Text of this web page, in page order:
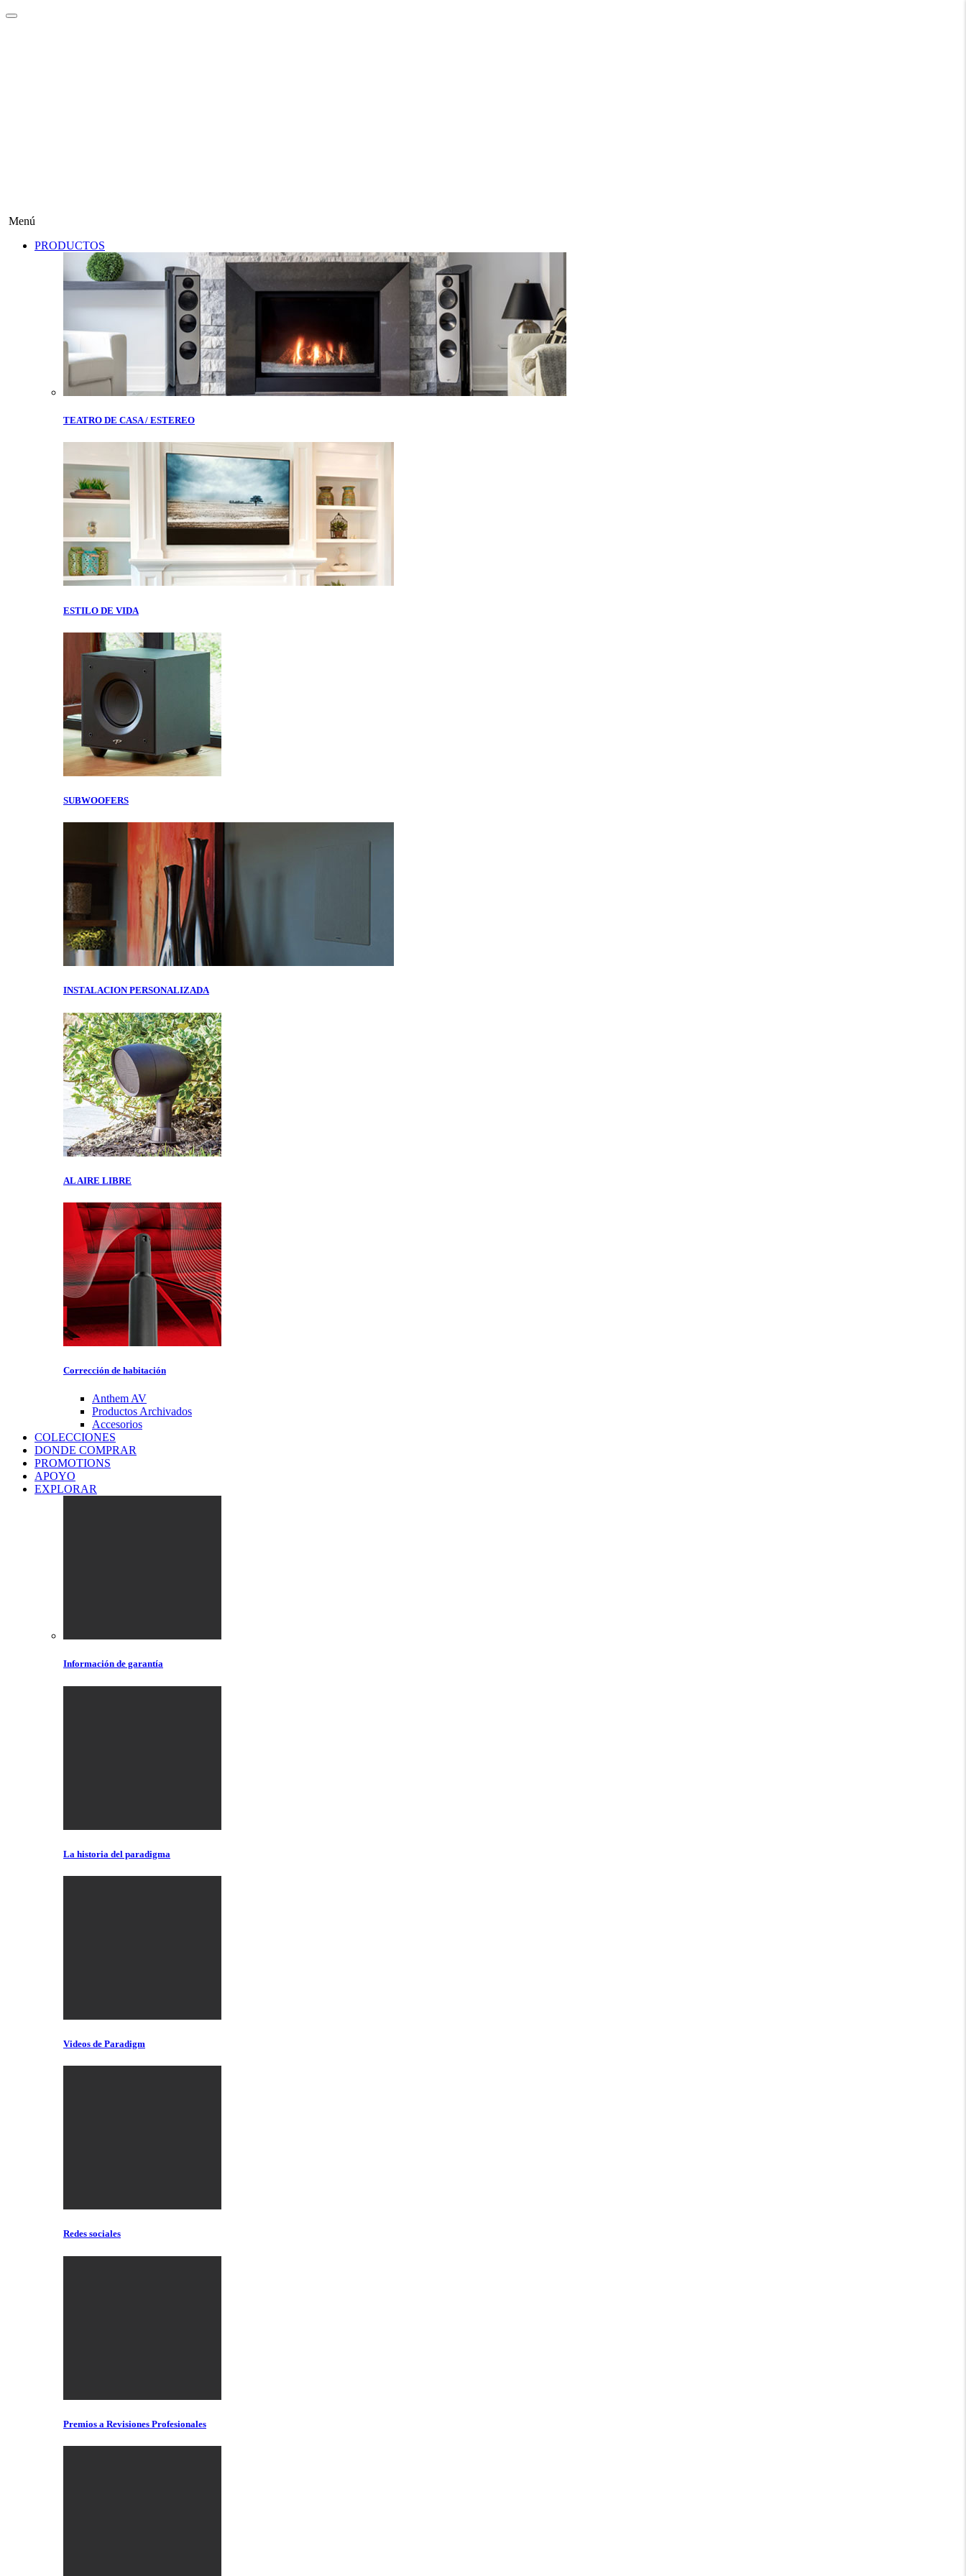
Menú
PRODUCTOS
TEATRO DE CASA / ESTEREO
ESTILO DE VIDA
SUBWOOFERS
INSTALACION PERSONALIZADA
AL AIRE LIBRE
Corrección de habitación
Anthem AV
Productos Archivados
Accesorios
COLECCIONES
DONDE COMPRAR
PROMOTIONS
APOYO
EXPLORAR
Información de garantía
La historia del paradigma
Videos de Paradigm
Redes sociales
Premios a Revisiones Profesionales